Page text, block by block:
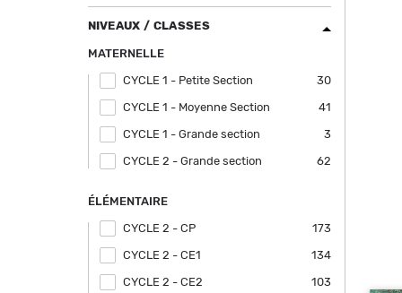
NIVEAUX / CLASSES
MATERNELLE
CYCLE 1 - Petite Section 30
Apply CYCLE 1 - Petite Section filter
CYCLE 1 - Moyenne Section 41
Apply CYCLE 1 - Moyenne Section filter
CYCLE 1 - Grande section 3
Apply CYCLE 1 - Grande section filter
CYCLE 2 - Grande section 62
Apply CYCLE 2 - Grande section filter
ÉLÉMENTAIRE
CYCLE 2 - CP 173
Apply CYCLE 2 - CP filter
CYCLE 2 - CE1 134
Apply CYCLE 2 - CE1 filter
CYCLE 2 - CE2 103
Apply CYCLE 2 - CE2 filter